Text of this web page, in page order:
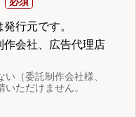
行元です。
作会社、広告代理店
（委託制作会社様、
ただけません。